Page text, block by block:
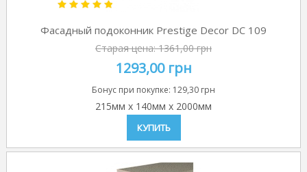
Фасадный подоконник Prestige Decor DC 109
Старая цена:1361,00 грн
1293,00 грн
Бонус при покупке: 129,30 грн
215мм x 140мм x 2000мм
КУПИТЬ